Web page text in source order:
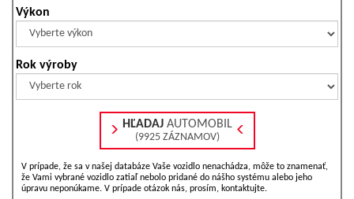
Výkon
Rok výroby
HĽADAJAUTOMOBIL
(9925 ZÁZNAMOV)
V prípade, že sa v našej databáze Vaše vozidlo nenachádza, môže to znamenať,
že Vami vybrané vozidlo zatiaľ nebolo pridané do nášho systému alebo jeho
úpravu neponúkame. V prípade otázok nás, prosím, kontaktujte.